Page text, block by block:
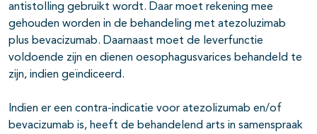
antistolling gebruikt wordt. Daar moet rekening mee
gehouden worden in de behandeling met atezoluzimab
plus bevacizumab. Daarnaast moet de leverfunctie
voldoende zijn en dienen oesophagusvarices behandeld te
zijn, indien geïndiceerd.
Indien er een contra-indicatie voor atezolizumab en/of
bevacizumab is, heeft de behandelend arts in samenspraak